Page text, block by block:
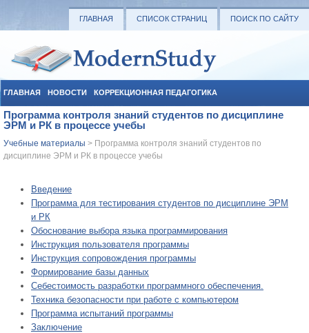
ГЛАВНАЯ СПИСОК СТРАНИЦ ПОИСК ПО САЙТУ
ГЛАВНАЯ НОВОСТИ КОРРЕКЦИОННАЯ ПЕДАГОГИКА
СОЦИАЛЬНАЯ ПЕДАГОГИКА УЧЕБНЫЕ МАТЕРИАЛЫ
Программа контроля знаний студентов по дисциплине
ЭРМ и РК в процессе учебы
Учебные материалы > Программа контроля знаний студентов по
дисциплине ЭРМ и РК в процессе учебы
Введение
Программа для тестирования студентов по дисциплине ЭРМ
и РК
Обоснование выбора языка программирования
Инструкция пользователя программы
Инструкция сопровождения программы
Формирование базы данных
Себестоимость разработки программного обеспечения.
Техника безопасности при работе с компьютером
Программа испытаний программы
Заключение